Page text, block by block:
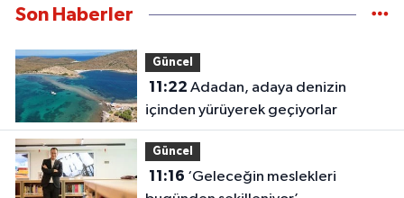
Son Haberler
Güncel
11:22
içinden yürüyerek geçiyorlar
Güncel
11:16